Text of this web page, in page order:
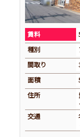
賃料
種別
間取り
面積
住所
交通